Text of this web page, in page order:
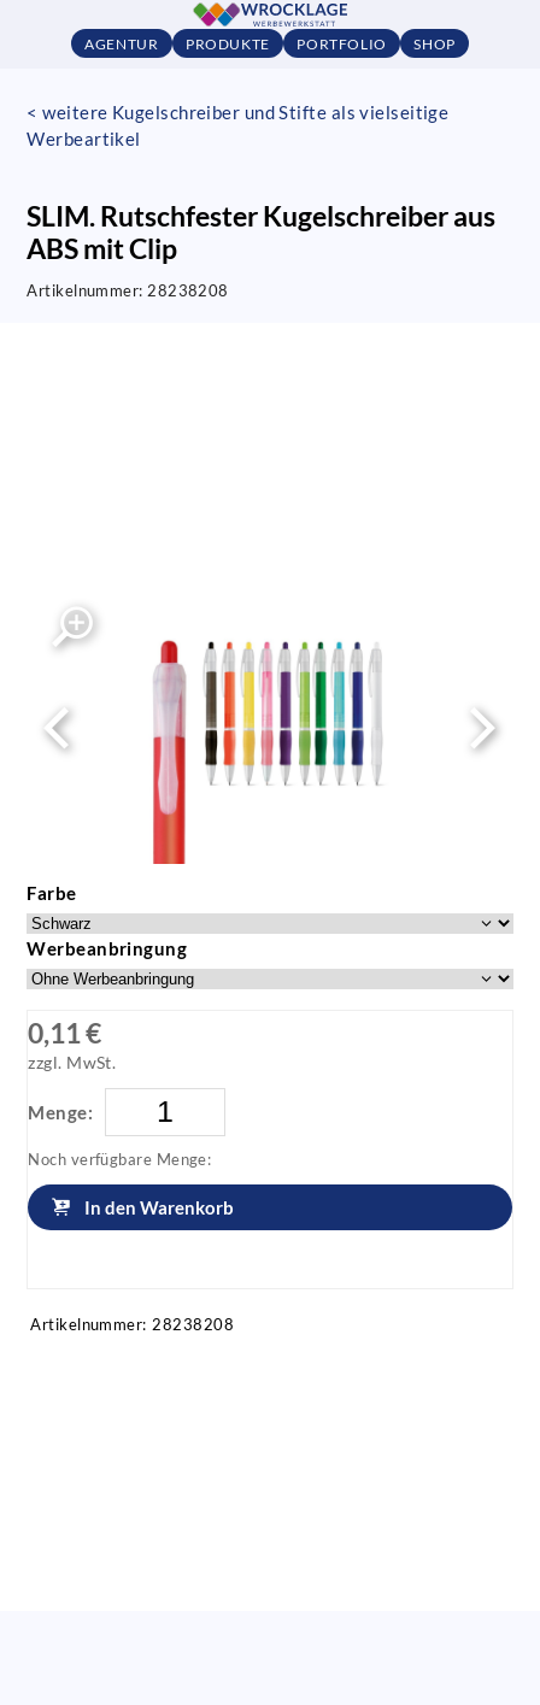
AGENTUR PRODUKTE PORTFOLIO SHOP
< weitere Kugelschreiber und Stifte als vielseitige
Werbeartikel
SLIM. Rutschfester Kugelschreiber aus
ABS mit Clip
Artikelnummer: 28238208
Farbe
Werbeanbringung
0,11 €
zzgl. MwSt.
Menge:
Noch verfügbare Menge:
In den Warenkorb
Artikelnummer: 28238208